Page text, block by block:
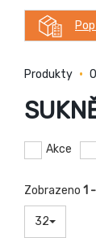
Produkty
Akce
Zobrazeno 1
32